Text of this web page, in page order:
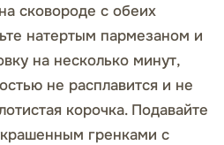
сковороде с обеих
натертым пармезаном и
на несколько минут,
не расплавится и не
корочка. Подавайте
гренками с